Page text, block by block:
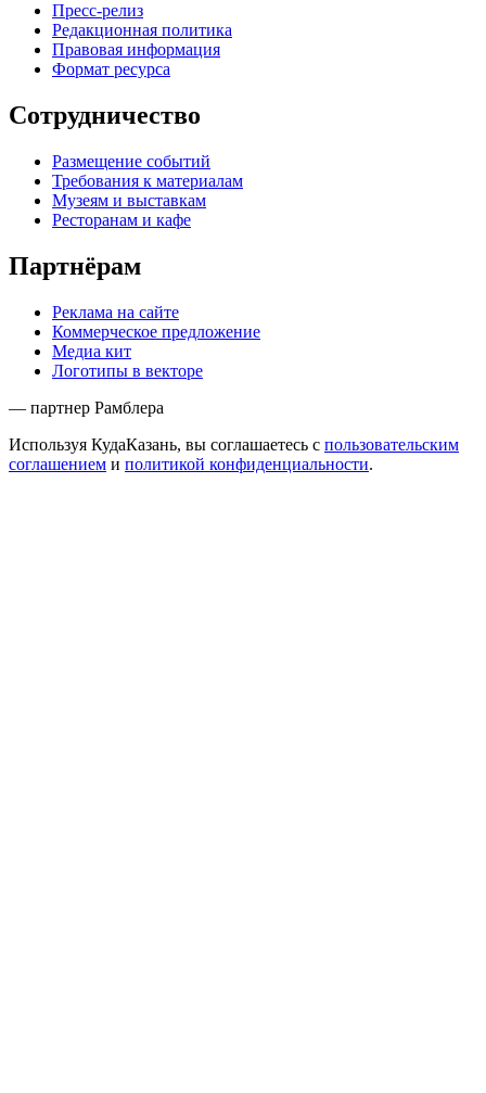
Пресс-релиз
Редакционная политика
Правовая информация
Формат ресурса
Сотрудничество
Размещение событий
Требования к материалам
Музеям и выставкам
Ресторанам и кафе
Партнёрам
Реклама на сайте
Коммерческое предложение
Медиа кит
Логотипы в векторе
— партнер Рамблера
Используя КудаКазань, вы соглашаетесь с пользовательским
соглашением и политикой конфиденциальности.